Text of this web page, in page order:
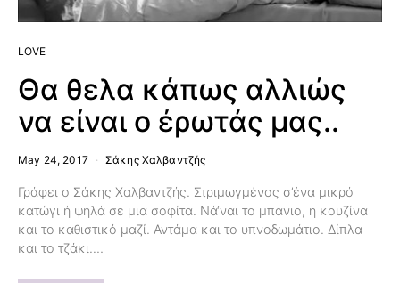
LOVE
Θα θελα κάπως αλλιώς
να είναι ο έρωτάς μας..
May 24, 2017 Σάκης Χαλβαντζής
Γράφει ο Σάκης Χαλβαντζής. Στριμωγμένος σ’ένα μικρό
κατώγι ή ψηλά σε μια σοφίτα. Νά‘ναι το μπάνιο, η κουζίνα
και το καθιστικό μαζί. Αντάμα και το υπνοδωμάτιο. Δίπλα
και το τζάκι.…